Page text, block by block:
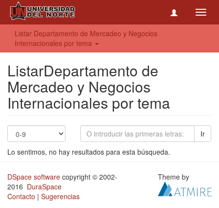
Listar Departamento de Mercadeo y Negocios
Internacionales por tema
ListarDepartamento de
Mercadeo y Negocios
Internacionales por tema
Ir
Lo sentimos, no hay resultados para esta búsqueda.
DSpace software copyright © 2002-
2016 DuraSpace
Contacto | Sugerencias
Theme by